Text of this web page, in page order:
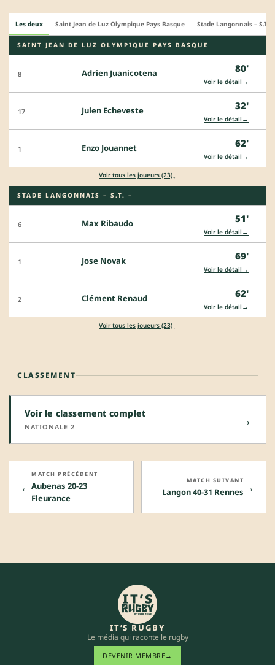
Les deux Saint Jean de Luz Olympique Pays Basque Stade Langonnais – S.T. –
SAINT JEAN DE LUZ OLYMPIQUE PAYS BASQUE
8 Adrien Juanicotena 80'
Voir le détail →
17 Julen Echeveste 32'
Voir le détail →
1 Enzo Jouannet 62'
Voir le détail →
Voir tous les joueurs (23)↓
STADE LANGONNAIS – S.T. –
6 Max Ribaudo 51'
Voir le détail →
1 Jose Novak 69'
Voir le détail →
2 Clément Renaud 62'
Voir le détail →
Voir tous les joueurs (23)↓
CLASSEMENT
Voir le classement complet
NATIONALE 2 →
←
MATCH PRÉCÉDENT
Aubenas 20-23
Fleurance
→
MATCH SUIVANT
Langon 40-31 Rennes
IT’S RUGBY
Le média qui raconte le rugby
DEVENIR MEMBRE→